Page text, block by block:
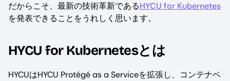
だからこそ、最新の技術革新であるHYCU for Kubernetes
を発表できることをうれしく思います。
HYCU for Kubernetesとは
HYCUはHYCU Protégé as a Serviceを拡張し、コンテナベ